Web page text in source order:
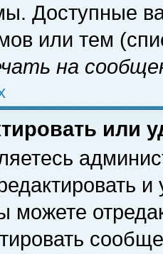
Доступные
или тем
на
или
и